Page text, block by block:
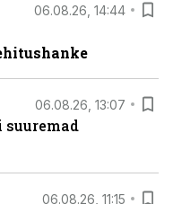
06.08.26, 14:44
06.08.26, 13:07
suuremad
06.08.26, 11:15